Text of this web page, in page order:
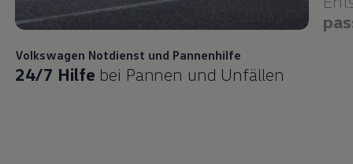
Volkswagen Notdienst und Pannenhilfe
24/7 Hilfe bei Pannen und Unfällen